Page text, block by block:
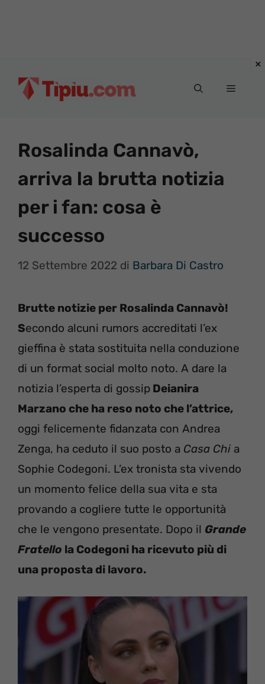
Menu
Rosalinda Cannavò,
arriva la brutta notizia
per i fan: cosa è
successo
12 Settembre 2022 di Barbara Di Castro
Brutte notizie per Rosalinda Cannavò!
Secondo alcuni rumors accreditati l’ex
gieffina è stata sostituita nella conduzione
di un format social molto noto. A dare la
notizia l’esperta di gossip Deianira
Marzano che ha reso noto che l’attrice,
oggi felicemente fidanzata con Andrea
Zenga, ha ceduto il suo posto a Casa Chi a
Sophie Codegoni. L’ex tronista sta vivendo
un momento felice della sua vita e sta
provando a cogliere tutte le opportunità
che le vengono presentate. Dopo il Grande
Fratello la Codegoni ha ricevuto più di
una proposta di lavoro.